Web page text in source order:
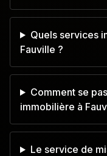
Quels services
Fauville ?
Comment se
immobilière à
Le service de